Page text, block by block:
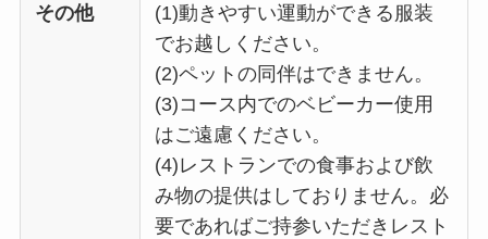
その他
(1)動きやすい運動ができる服装
でお越しください。
(2)ペットの同伴はできません。
(3)コース内でのベビーカー使用
はご遠慮ください。
(4)レストランでの食事および飲
み物の提供はしておりません。必
要であればご持参いただきレスト